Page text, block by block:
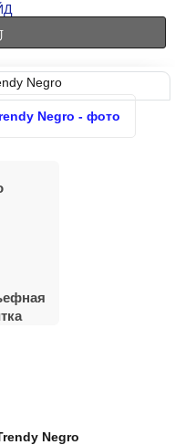
Negro
Negro